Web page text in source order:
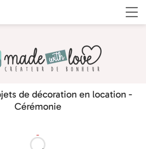
de décoration en location -
Cérémonie